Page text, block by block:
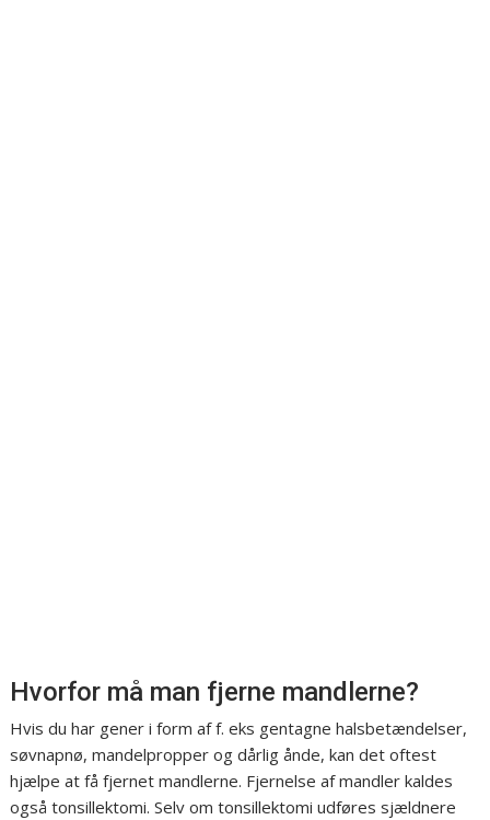
Hvorfor må man fjerne mandlerne?
Hvis du har gener i form af f. eks gentagne halsbetændelser,
søvnapnø, mandelpropper og dårlig ånde, kan det oftest
hjælpe at få fjernet mandlerne. Fjernelse af mandler kaldes
også tonsillektomi. Selv om tonsillektomi udføres sjældnere